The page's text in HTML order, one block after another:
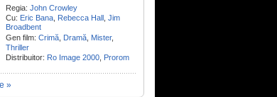
Regia: John Crowley
Cu: Eric Bana Rebecca Hall Jim
Broadbent
Gen film: Crimă Dramă Mister,
Thriller
Distribuitor: Ro Image 2000 Prorom
»